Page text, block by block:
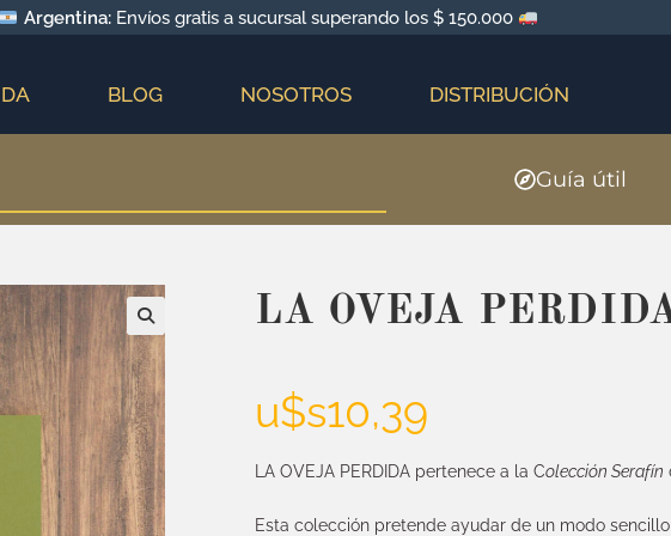
Argentina:Envíos gratis a sucursal superando los $ 150.000
BLOG NOSOTROS DISTRIBUCIÓN
Guía útil
LA OVEJA
u$s10,39
LA OVEJA PERDIDA pertenece a la Colección Serafín
Esta colección pretende ayudar de un modo